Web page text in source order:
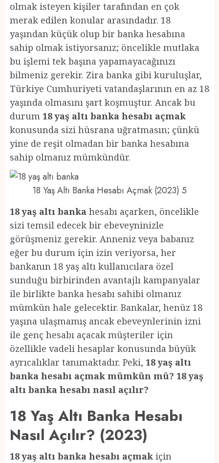
olmak isteyen kişiler tarafından en çok
merak edilen konular arasındadır. 18
yaşından küçük olup bir banka hesabına
sahip olmak istiyorsanız; öncelikle mutlaka
bu işlemi tek başına yapamayacağınızı
bilmeniz gerekir. Zira banka gibi kuruluşlar,
Türkiye Cumhuriyeti vatandaşlarının en az 18
yaşında olmasını şart koşmuştur. Ancak bu
durum 18 yaş altı banka hesabı açmak
konusunda sizi hüsrana uğratmasın; çünkü
yine de reşit olmadan bir banka hesabına
sahip olmanız mümkündür.
18 Yaş Altı Banka Hesabı Açmak (2023) 5
18 yaş altı banka hesabı açarken, öncelikle
sizi temsil edecek bir ebeveyninizle
görüşmeniz gerekir. Anneniz veya babanız
eğer bu durum için izin veriyorsa, her
bankanın 18 yaş altı kullanıcılara özel
sunduğu birbirinden avantajlı kampanyalar
ile birlikte banka hesabı sahibi olmanız
mümkün hale gelecektir. Bankalar, henüz 18
yaşına ulaşmamış ancak ebeveynlerinin izni
ile genç hesabı açacak müşteriler için
özellikle vadeli hesaplar konusunda büyük
ayrıcalıklar tanımaktadır. Peki, 18 yaş altı
banka hesabı açmak mümkün mü? 18 yaş
altı banka hesabı nasıl açılır?
18 Yaş Altı Banka Hesabı
Nasıl Açılır? (2023)
18 yaş altı banka hesabı açmak için